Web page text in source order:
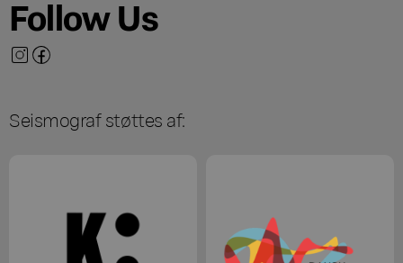
Follow Us
Seismograf støttes af: